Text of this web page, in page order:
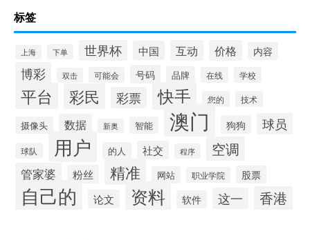
标签
上海 下单 世界杯 中国 互动 价格 内容
博彩 双击 可能会 号码 品牌 在线 学校
平台 彩民 彩票 快手 您的 技术
摄像头 数据 新奥 智能 澳门 狗狗 球员
球队 用户 的人 社交 程序 空调
管家婆 粉丝 精准 网站 职业学院 股票
自己的 论文 资料 软件 这一 香港